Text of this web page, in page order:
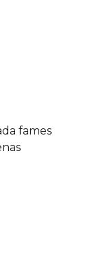
fames